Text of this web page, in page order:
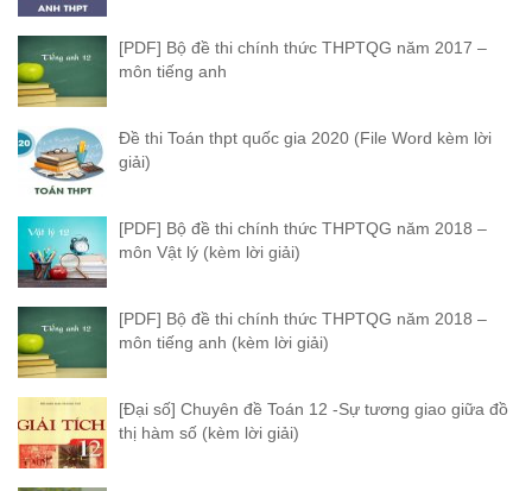
[PDF] Bộ đề thi chính thức THPTQG năm 2017 –
môn tiếng anh
Đề thi Toán thpt quốc gia 2020 (File Word kèm lời
giải)
[PDF] Bộ đề thi chính thức THPTQG năm 2018 –
môn Vật lý (kèm lời giải)
[PDF] Bộ đề thi chính thức THPTQG năm 2018 –
môn tiếng anh (kèm lời giải)
[Đại số] Chuyên đề Toán 12 -Sự tương giao giữa đồ
thị hàm số (kèm lời giải)